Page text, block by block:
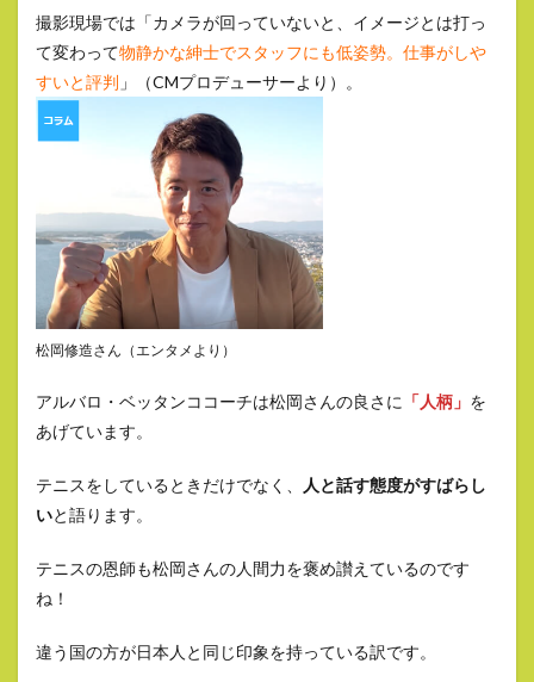
撮影現場では「カメラが回っていないと、イメージとは打っ
て変わって物静かな紳士でスタッフにも低姿勢。仕事がしや
すいと評判 」（CMプロデューサーより）。
松岡修造さん（エンタメより）
アルバロ・ベッタンココーチは松岡さんの良さに 「人柄」 を
あげています。
テニスをしているときだけでなく、
人と話す態度がすばらし
いと語ります。
テニスの恩師も松岡さんの人間力を褒め讃えているのです
ね！
違う国の方が日本人と同じ印象を持っている訳です。